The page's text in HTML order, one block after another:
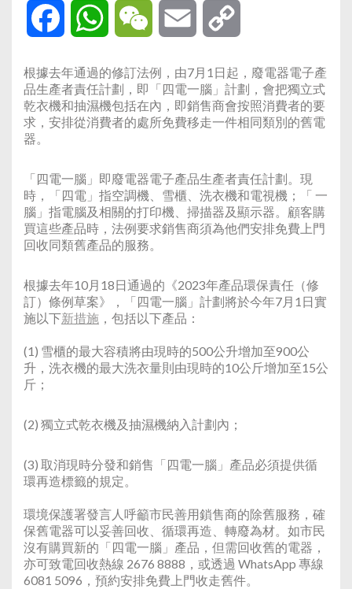
Facebook WhatsAppWeChat Email
根據去年通過的修訂法例，由7月1日起，廢電器電子產
品生產者責任計劃，即「四電一腦」計劃，會把獨立式
乾衣機和抽濕機包括在內，即銷售商會按照消費者的要
求，安排從消費者的處所免費移走一件相同類別的舊電
器。
「四電一腦」即廢電器電子產品生產者責任計劃。現
時，「四電」指空調機、雪櫃、洗衣機和電視機；「 一
腦」指電腦及相關的打印機、掃描器及顯示器。顧客購
買這些產品時，法例要求銷售商須為他們安排免費上門
回收同類舊產品的服務。
根據去年10月18日通過的《2023年產品環保責任（修
訂）條例草案》，「四電一腦」計劃將於今年7月1日實
施以下新措施 ，包括以下產品：
(1) 雪櫃的最大容積將由現時的500公升增加至900公
升，洗衣機的最大洗衣量則由現時的10公斤增加至15公
斤；
(2) 獨立式乾衣機及抽濕機納入計劃內；
(3) 取消現時分發和銷售「四電一腦」產品必須提供循
環再造標籤的規定。
環境保護署發言人呼籲市民善用鎖售商的除舊服務，確
保舊電器可以妥善回收、循環再造、轉廢為材。如市民
沒有購買新的「四電一腦」產品，但需回收舊的電器，
亦可致電回收熱線 2676 8888，或透過 WhatsApp 專線
6081 5096，預約安排免費上門收走舊件。